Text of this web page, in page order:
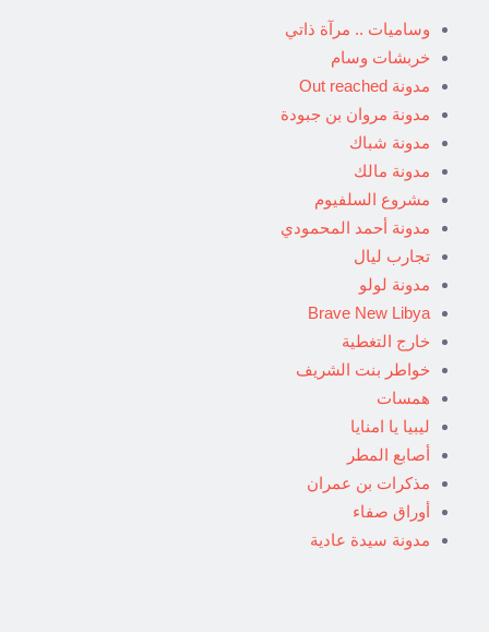
وساميات .. مرآة ذاتي
خربشات وسام
مدونة Out reached
مدونة مروان بن جبودة
مدونة شباك
مدونة مالك
مشروع السلفيوم
مدونة أحمد المحمودي
تجارب ليال
مدونة لولو
Brave New Libya
خارج التغطية
خواطر بنت الشريف
همسات
ليبيا يا امنايا
أصابع المطر
مذكرات بن عمران
أوراق صفاء
مدونة سيدة عادية